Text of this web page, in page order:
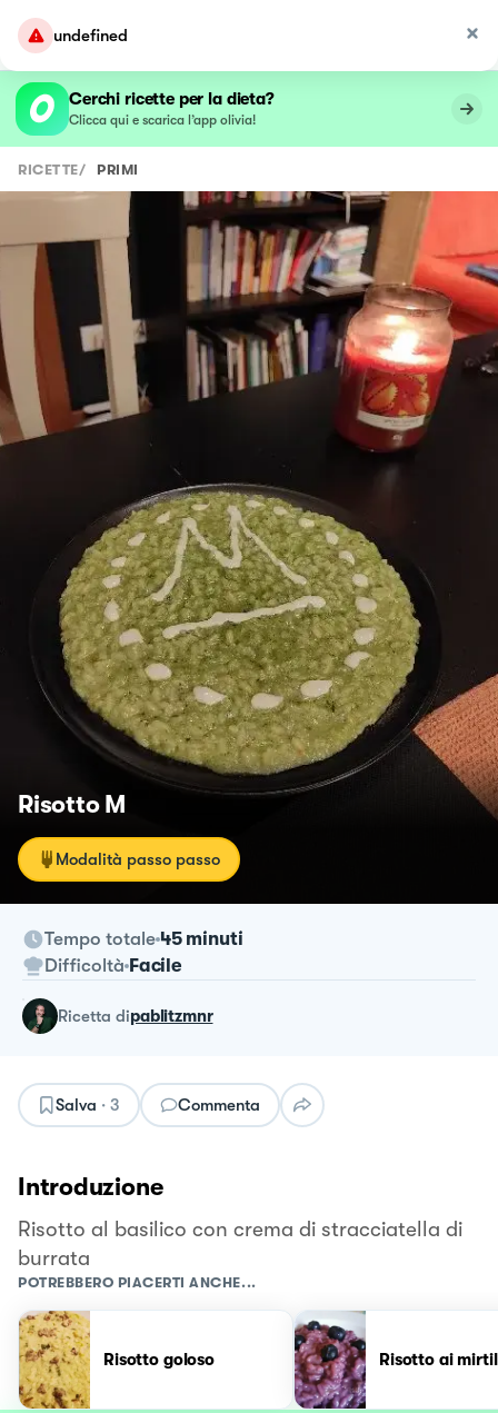
undefined
Cerchi ricette per la dieta?
Clicca qui e scarica l’app olivia!
RICETTE/ PRIMI
Risotto M
Modalità passo passo
Tempo totale 45 minuti
Difficoltà Facile
ricetta dipablitzmnr
Salva · 3 Commenta
Introduzione
Risotto al basilico con crema di stracciatella di
burrata
POTREBBERO PIACERTI ANCHE...
Risotto goloso Risotto ai